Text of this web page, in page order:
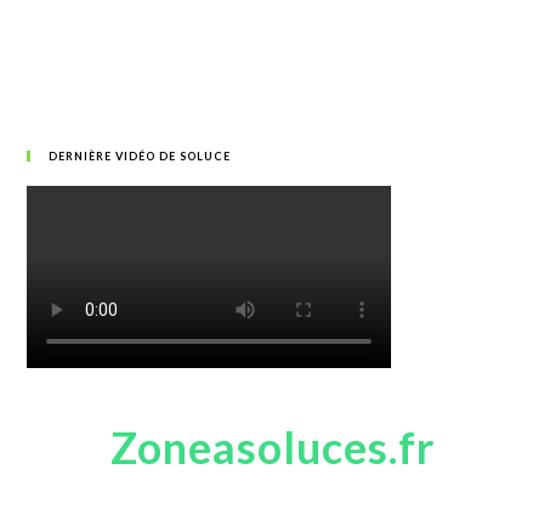
DERNIÈRE VIDÉO DE SOLUCE
Zoneasoluces.fr